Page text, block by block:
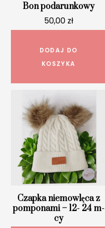
Bon podarunkowy
50,00 zł
DODAJ DO
KOSZYKA
Czapka niemowlęca z
pomponami – 12- 24 m-
cy